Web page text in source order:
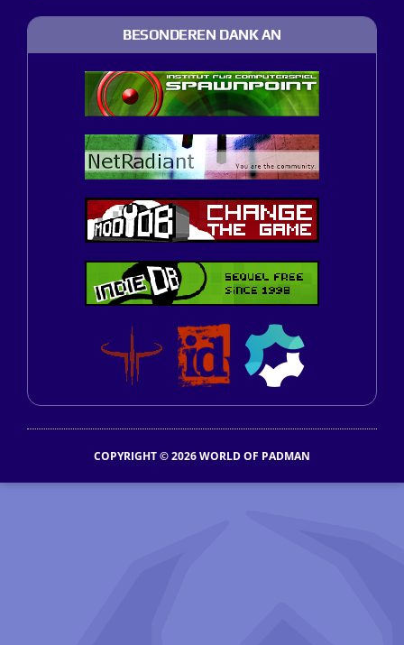
BESONDEREN DANK AN
COPYRIGHT © 2026 WORLD OF PADMAN